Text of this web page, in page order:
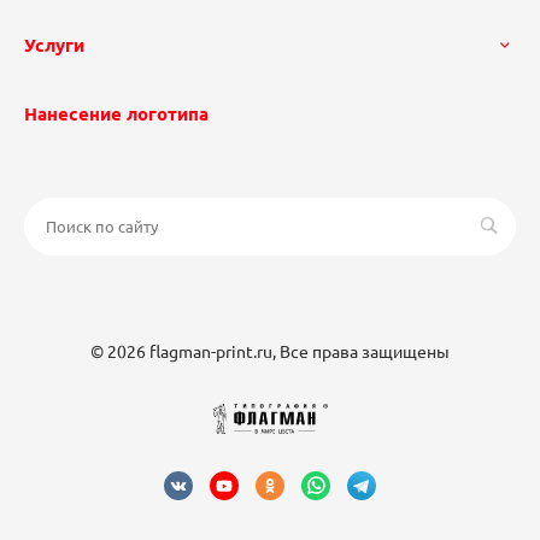
Услуги
Нанесение логотипа
© 2026 flagman-print.ru, Все права защищены